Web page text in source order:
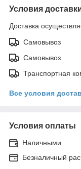
Условия
Доставка
Самовывоз
Самовывоз
Транспортная
Все условия
Условия оплаты
Наличными
Безналичный